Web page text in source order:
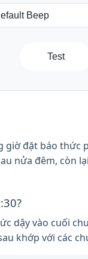
Test
đặt báo thức
nửa đêm,
dậy vào cuối
khớp với các